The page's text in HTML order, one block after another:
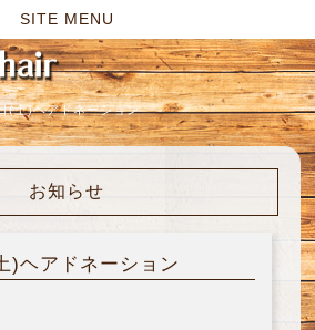
SITE MENU
(土)ヘアドネーション
お知らせ
)ヘアドネーション